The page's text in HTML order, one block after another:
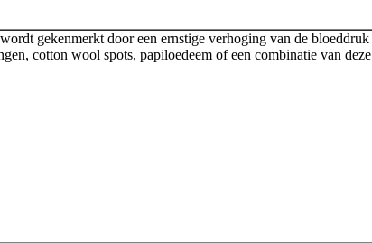
gekenmerkt door een ernstige verhoging van de
cotton wool spots, papiloedeem of een combinatie van